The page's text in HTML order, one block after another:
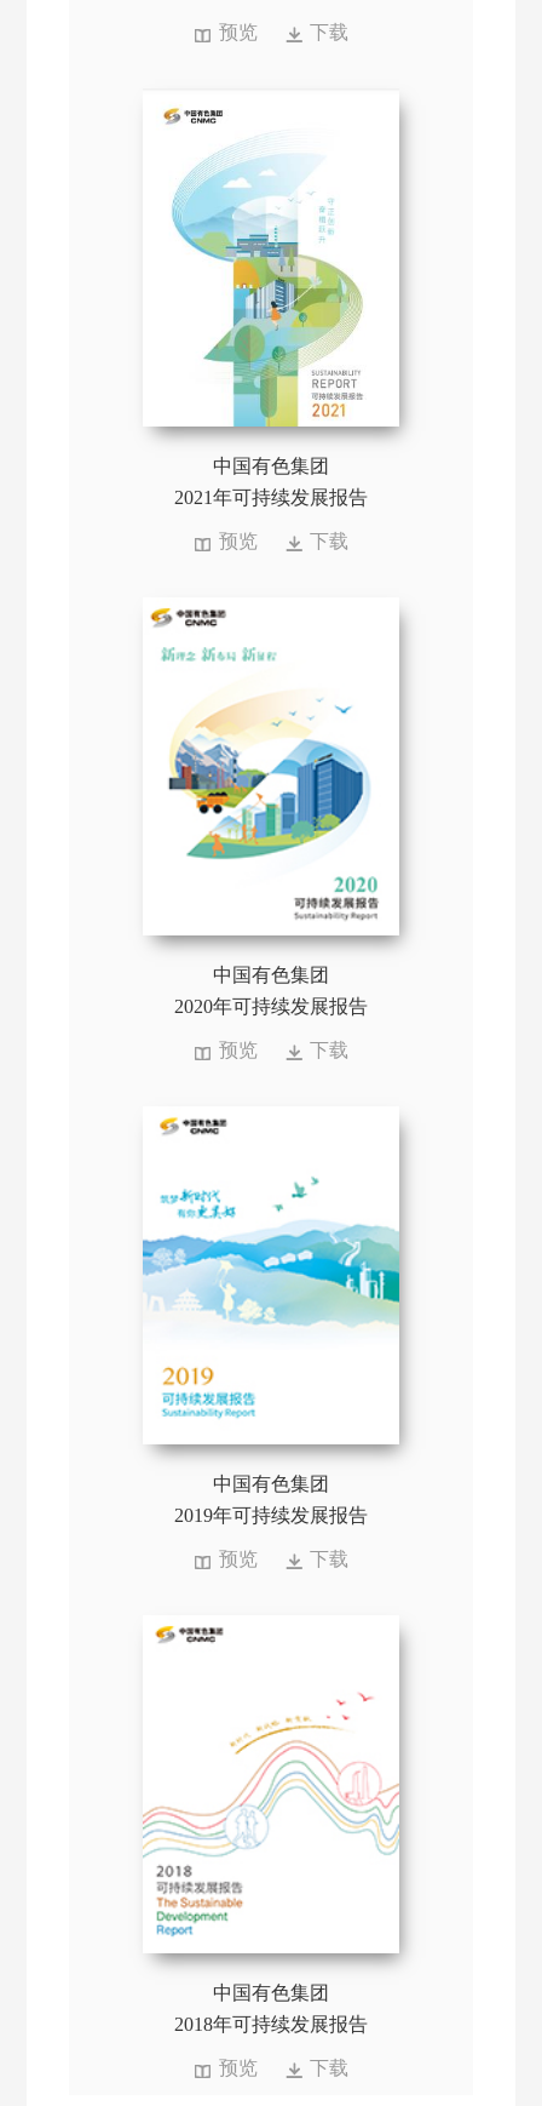
预览 下载
中国有色集团
2021年可持续发展报告
预览 下载
中国有色集团
2020年可持续发展报告
预览 下载
中国有色集团
2019年可持续发展报告
预览 下载
中国有色集团
2018年可持续发展报告
预览 下载